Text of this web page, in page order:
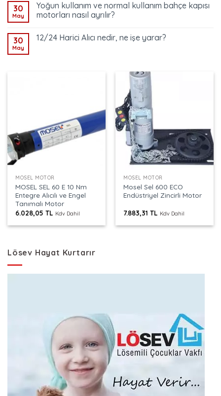
30
May
Yoğun kullanım ve normal kullanım bahçe kapısı
motorları nasıl ayrılır?
30
May
12/24 Harici Alıcı nedir, ne işe yarar?
MOSEL MOTOR
MOSEL SEL 60 E 10 Nm
Entegre Alıcılı ve Engel
Tanımalı Motor
6.028,05TL Kdv Dahil
MOSEL MOTOR
Mosel Sel 600 ECO
Endüstriyel Zincirli Motor
7.883,31TL Kdv Dahil
Lösev Hayat Kurtarır